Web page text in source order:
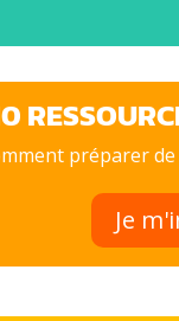
préparer
Je